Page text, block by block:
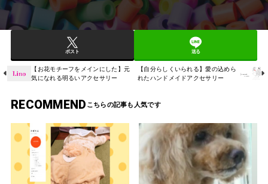
ポスト 送る
【お花モチーフをメインにした】元
気になれる明るいアクセサリー
【自分らしくいられる】愛の込めら
れたハンドメイドアクセサリー
RECOMMEND